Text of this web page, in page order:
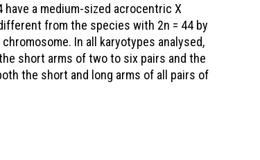
have a medium-sized acrocentric X
from the species with 2n = 44 by
In all karyotypes analysed,
short arms of two to six pairs and the
the short and long arms of all pairs of